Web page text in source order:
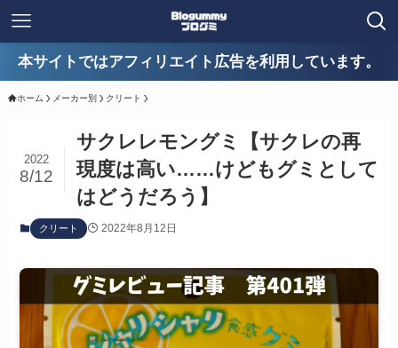
本サイトではアフィリエイト広告を利用しています。
ホーム メーカー別 クリート
サクレレモングミ【サクレの再
現度は高い……けどもグミとして
はどうだろう】
2022
8/12
クリート 2022年8月12日